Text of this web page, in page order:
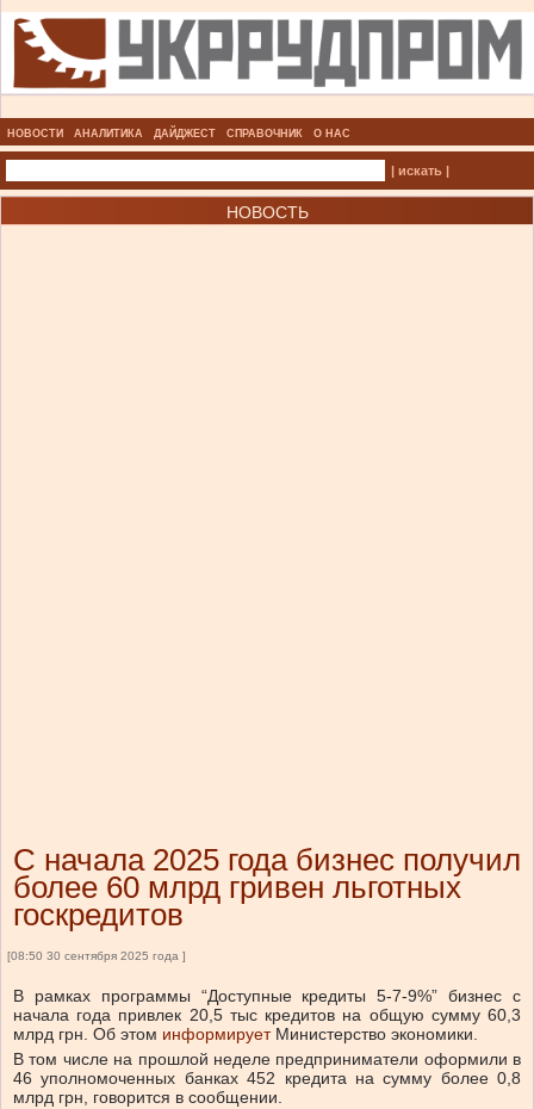
НОВОСТИ АНАЛИТИКА ДАЙДЖЕСТ СПРАВОЧНИК О НАС
| искать |
НОВОСТЬ
С начала 2025 года бизнес получил
более 60 млрд гривен льготных
госкредитов
[08:50 30 сентября 2025 года ]
В рамках программы “Доступные кредиты 5-7-9%” бизнес с
начала года привлек 20,5 тыс кредитов на общую сумму 60,3
млрд грн. Об этом информирует Министерство экономики.
В том числе на прошлой неделе предприниматели оформили в
46 уполномоченных банках 452 кредита на сумму более 0,8
млрд грн, говорится в сообщении.